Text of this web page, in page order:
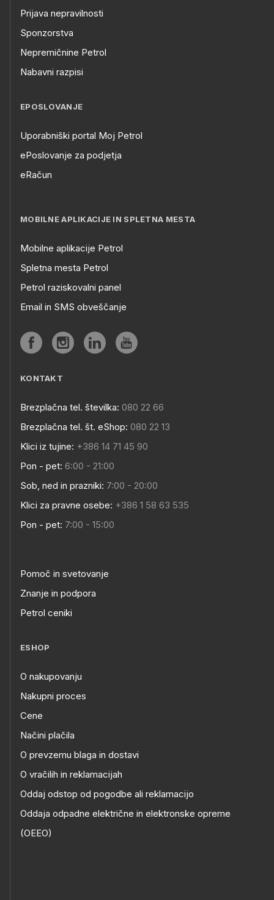
Prijava nepravilnosti
Sponzorstva
Nepremičnine Petrol
Nabavni razpisi
EPOSLOVANJE
Uporabniški portal Moj Petrol
ePoslovanje za podjetja
eRačun
MOBILNE APLIKACIJE IN SPLETNA MESTA
Mobilne aplikacije Petrol
Spletna mesta Petrol
Petrol raziskovalni panel
Email in SMS obveščanje
KONTAKT
Brezplačna tel. številka: 080 22 66
Brezplačna tel. št. eShop: 080 22 13
Klici iz tujine: +386 14 71 45 90
Pon - pet: 6:00 - 21:00
Sob, ned in prazniki: 7:00 - 20:00
Klici za pravne osebe: +386 1 58 63 535
Pon - pet: 7:00 - 15:00
Pomoč in svetovanje
Znanje in podpora
Petrol ceniki
ESHOP
O nakupovanju
Nakupni proces
Cene
Načini plačila
O prevzemu blaga in dostavi
O vračilih in reklamacijah
Oddaj odstop od pogodbe ali reklamacijo
Oddaja odpadne električne in elektronske opreme
(OEEO)